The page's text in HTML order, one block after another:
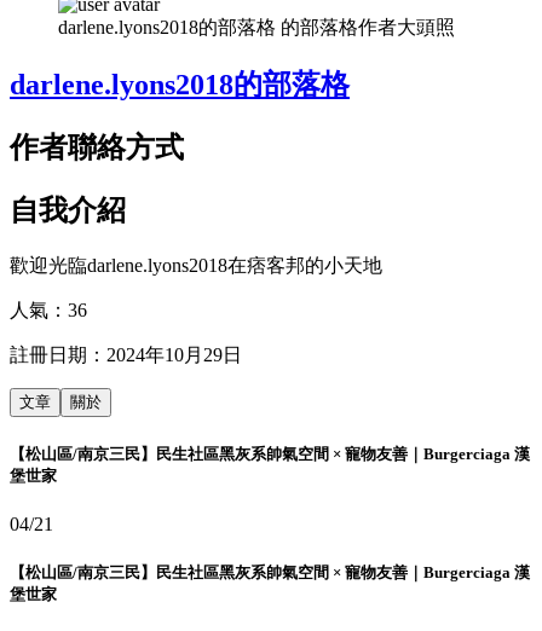
darlene.lyons2018的部落格 的部落格作者大頭照
darlene.lyons2018的部落格
作者聯絡方式
自我介紹
歡迎光臨darlene.lyons2018在痞客邦的小天地
人氣： 36
註冊日期： 2024年10月29日
文章 關於
【松山區/南京三民】民生社區黑灰系帥氣空間 × 寵物友善｜Burgerciaga 漢
堡世家
04/21
【松山區/南京三民】民生社區黑灰系帥氣空間 × 寵物友善｜Burgerciaga 漢
堡世家